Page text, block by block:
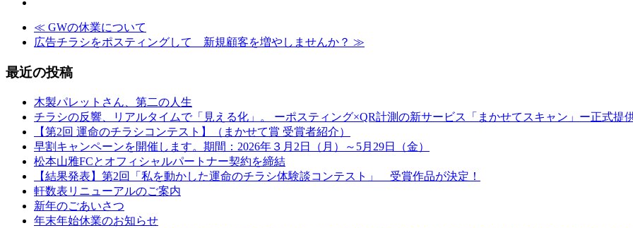
≪ GWの休業について
広告チラシをポスティングして 新規顧客を増やしませんか？ ≫
最近の投稿
木製パレットさん、第二の人生
チラシの反響、リアルタイムで「見える化」。 ーポスティング×QR計測の新サービス「まかせてスキャン」ー正式提
【第2回 運命のチラシコンテスト】（まかせて賞 受賞者紹介）
早割キャンペーンを開催します。期間：2026年３月2日（月）～5月29日（金）
松本山雅FCとオフィシャルパートナー契約を締結
【結果発表】第2回「私を動かした運命のチラシ体験談コンテスト」 受賞作品が決定！
軒数表リニューアルのご案内
新年のごあいさつ
年末年始休業のお知らせ